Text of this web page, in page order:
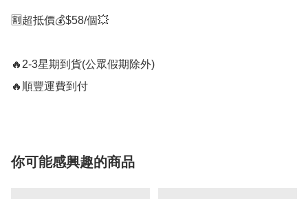
🈹超抵價💰$58/個💥
🔥2-3星期到貨(公眾假期除外)
🔥順豐運費到付
你可能感興趣的商品